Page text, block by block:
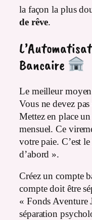
la façon la plus
de rêve.
Bancaire
Le meilleur moyen
Vous ne devez
Mettez en place
mensuel. Ce
votre paie. C’est
d’abord ».
Créez un compte
compte doit être
« Fonds Aventure
séparation